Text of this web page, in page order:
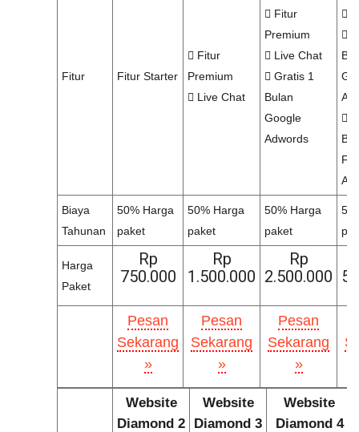
Fitur Fitur Starter
Fitur
Premium
Live Chat
Fitur
Premium
Live Chat
Gratis 1
Bulan
Google
Adwords
Biaya
Tahunan
50% Harga
paket
50% Harga
paket
50% Harga
paket
Harga
Paket
Rp
750.000
Rp
1.500.000
Rp
2.500.000
Pesan
Sekarang
»
Pesan
Sekarang
»
Pesan
Sekarang
»
Website
Diamond 2
Website
Diamond 3
Website
Diamond 4